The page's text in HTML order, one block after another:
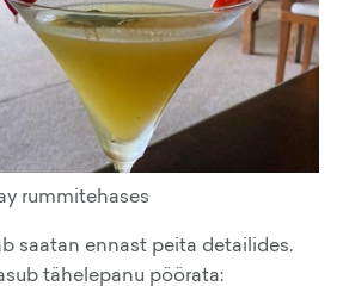
rummitehases
saatan ennast peita detailides.
tähelepanu pöörata: